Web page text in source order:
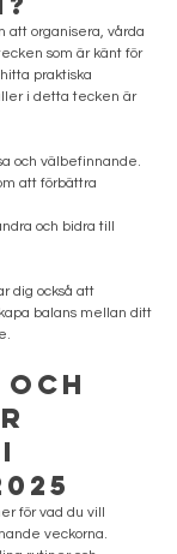
att organisera, vårda
som är känt för
praktiska
i detta tecken är
och välbefinnande.
att förbättra
och bidra till
dig också att
balans mellan ditt
och
för vad du vill
veckorna.